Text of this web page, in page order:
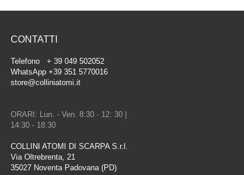
CONTATTI
Telefono + 39 049 502052
WhatsApp +39 351 5770016
store@colliniatomi.it
ORARI: Lun. - Ven. 8:30 - 12: 30 |
14:30 - 18:30
COLLINI ATOMI DI SCARPA S.r.l.
Via Oltrebrenta, 21
35027 Noventa Padovana (PD)